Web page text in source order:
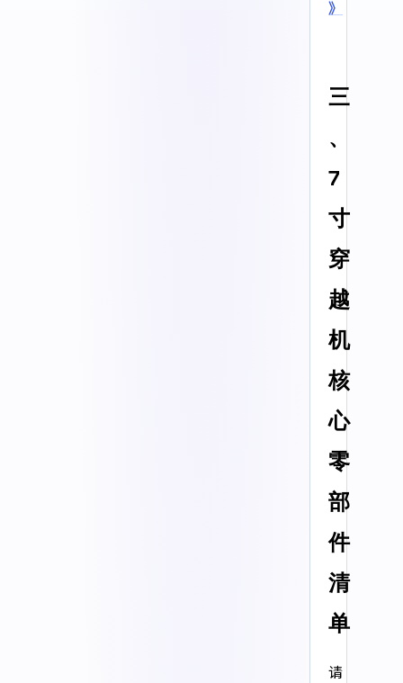
》
三
、
7
寸
穿
越
机
核
心
零
部
件
清
单
请